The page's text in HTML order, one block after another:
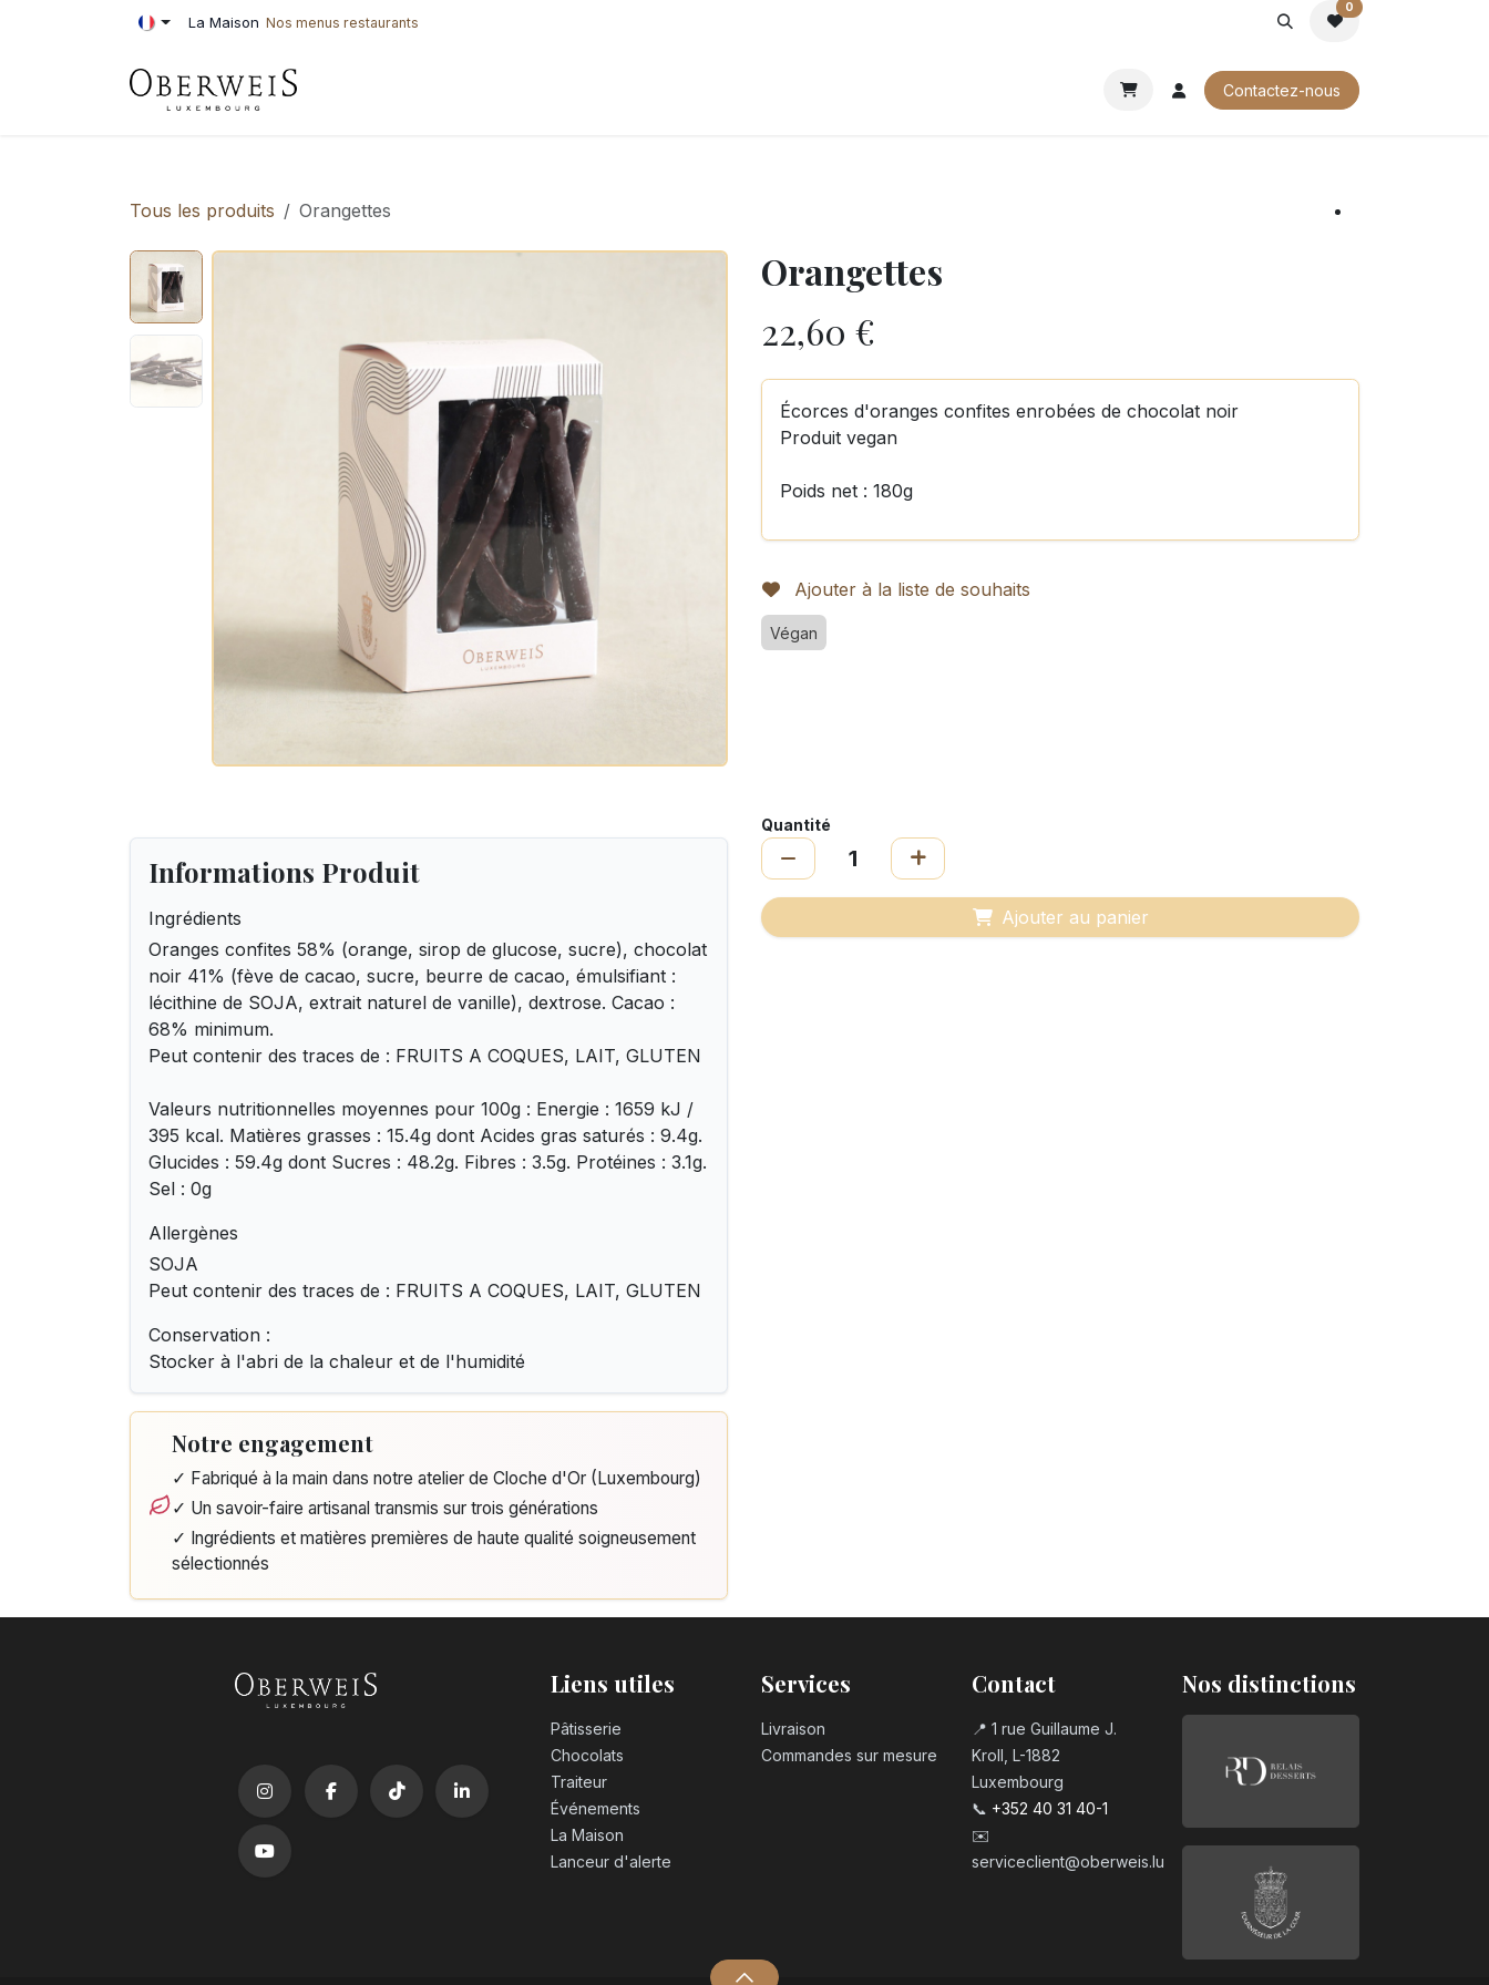
Se rendre au contenu La Maison Nos menus restaurants
0
Contactez-nous
Tous les produits Orangettes
Orangettes
22,60 €
Écorces d'oranges confites enrobées de chocolat noir
Produit vegan
Poids net : 180g
Ajouter à la liste de souhaits
Végan
Informations Produit
Ingrédients
Oranges confites 58% (orange, sirop de glucose, sucre), chocolat
noir 41% (fève de cacao, sucre, beurre de cacao, émulsifiant :
lécithine de SOJA, extrait naturel de vanille), dextrose. Cacao :
68% minimum.
Peut contenir des traces de : FRUITS A COQUES, LAIT, GLUTEN
Valeurs nutritionnelles moyennes pour 100g : Energie : 1659 kJ /
395 kcal. Matières grasses : 15.4g dont Acides gras saturés : 9.4g.
Glucides : 59.4g dont Sucres : 48.2g. Fibres : 3.5g. Protéines : 3.1g.
Sel : 0g
Allergènes
SOJA
Peut contenir des traces de : FRUITS A COQUES, LAIT, GLUTEN
Conservation :
Stocker à l'abri de la chaleur et de l'humidité
Notre engagement
✓ Fabriqué à la main dans notre atelier de Cloche d'Or (Luxembourg)
✓ Un savoir-faire artisanal transmis sur trois générations
✓ Ingrédients et matières premières de haute qualité soigneusement
sélectionnés
Quantité
Ajouter au panier
Liens utiles
Pâtisserie
Chocolats
Traiteur
Événements
La Maison
Lanceur d'alerte
Services
Livraison
Commandes sur mesure
Contact
📍 1 rue Guillaume J.
Kroll, L-1882
Luxembourg
📞 +352 40 31 40-1
✉️
serviceclient@oberweis.lu
Nos distinctions